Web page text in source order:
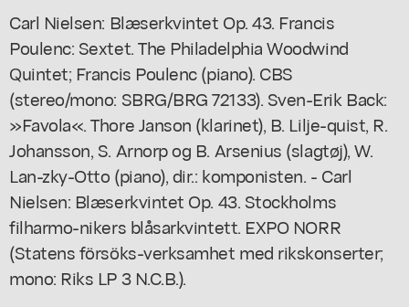
Carl Nielsen: Blæserkvintet Op. 43. Francis
Poulenc: Sextet. The Philadelphia Woodwind
Quintet; Francis Poulenc (piano). CBS
(stereo/mono: SBRG/BRG 72133). Sven-Erik Back:
»Favola«. Thore Janson (klarinet), B. Lilje-quist, R.
Johansson, S. Arnorp og B. Arsenius (slagtøj), W.
Lan-zky-Otto (piano), dir.: komponisten. - Carl
Nielsen: Blæserkvintet Op. 43. Stockholms
filharmo-nikers blåsarkvintett. EXPO NORR
(Statens försöks-verksamhet med rikskonserter;
mono: Riks LP 3 N.C.B.).